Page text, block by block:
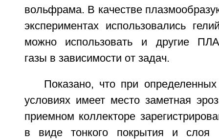
вольфрама. В качестве
экспериментах использовались
можно использовать и другие
газы в зависимости от задач.
Показано, что при
условиях имеет место заметная
приемном коллекторе
в виде тонкого покрытия и слоя